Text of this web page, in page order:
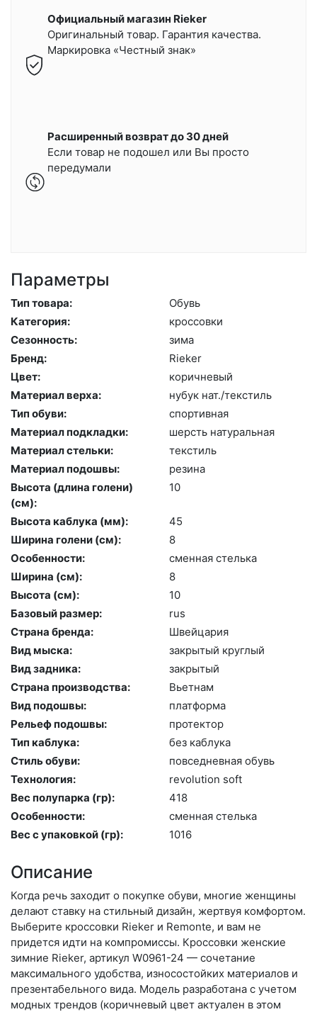
Официальный магазин Rieker
Оригинальный товар. Гарантия качества.
Маркировка «Честный знак»
Расширенный возврат до 30 дней
Если товар не подошел или Вы просто
передумали
Параметры
Тип товара:
Обувь
Категория:
крос­совки
Сезонность:
зи­ма
Бренд:
Ri­eker
Цвет:
ко­рич­не­вый
Материал верха:
ну­бук нат./текс­тиль
Тип обуви:
спор­тивная
Материал подкладки:
шерсть на­тураль­ная
Материал стельки:
текс­тиль
Материал подошвы:
ре­зина
Высота (длина голени)
(cм):
10
Высота каблука (мм):
45
Ширина голени (см):
8
Особенности:
смен­ная стель­ка
Ширина (см):
8
Высота (cм):
10
Базовый размер:
rus
Страна бренда:
Швей­ца­рия
Вид мыска:
зак­ры­тый круг­лый
Вид задника:
зак­ры­тый
Страна производства:
Вь­ет­нам
Вид подошвы:
плат­форма
Рельеф подошвы:
про­тек­тор
Тип каблука:
без каб­лу­ка
Стиль обуви:
пов­седнев­ная обувь
Технология:
re­volu­ti­on soft
Вес полупарка (гр):
418
Особенности:
смен­ная стель­ка
Вес с упаковкой (гр):
1016
Описание
Когда речь заходит о покупке обуви, многие женщины
делают ставку на стильный дизайн, жертвуя комфортом.
Выберите крос­совки Rieker и Remonte, и вам не
придется идти на компромиссы. Кроссовки женские
зимние Rieker, артикул W0961-24 — сочетание
максимального удобства, износостойких материалов и
презентабельного вида. Модель разработана с учетом
модных трендов (ко­рич­не­вый цвет актуален в этом